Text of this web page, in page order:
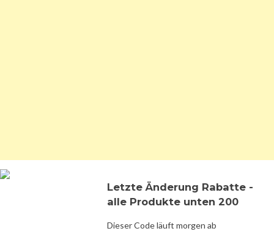
Letzte Änderung Rabatte -
alle Produkte unten 200
Dieser Code läuft morgen ab